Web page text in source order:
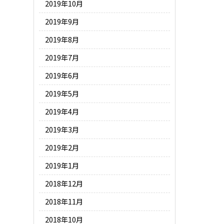
2019年10月
2019年9月
2019年8月
2019年7月
2019年6月
2019年5月
2019年4月
2019年3月
2019年2月
2019年1月
2018年12月
2018年11月
2018年10月